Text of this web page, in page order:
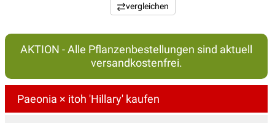
vergleichen
AKTION - Alle Pflanzenbestellungen sind aktuell
versandkostenfrei.
Paeonia × itoh 'Hillary' kaufen